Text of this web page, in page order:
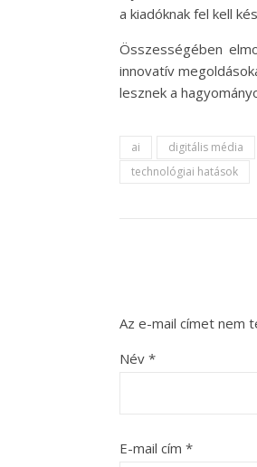
a kiadóknak fel kell
Összességében
innovatív
lesznek a
ai digitális média
technológiai hatások
Az e-mail címet nem
Név *
E-mail cím *